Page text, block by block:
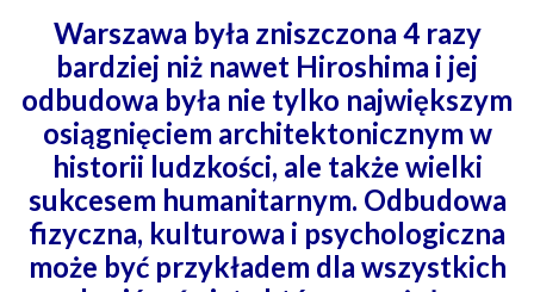
Warszawa była zniszczona 4 razy
bardziej niż nawet Hiroshima i jej
odbudowa była nie tylko największym
osiągnięciem architektonicznym w
historii ludzkości, ale także wielki
sukcesem humanitarnym. Odbudowa
fizyczna, kulturowa i psychologiczna
może być przykładem dla wszystkich